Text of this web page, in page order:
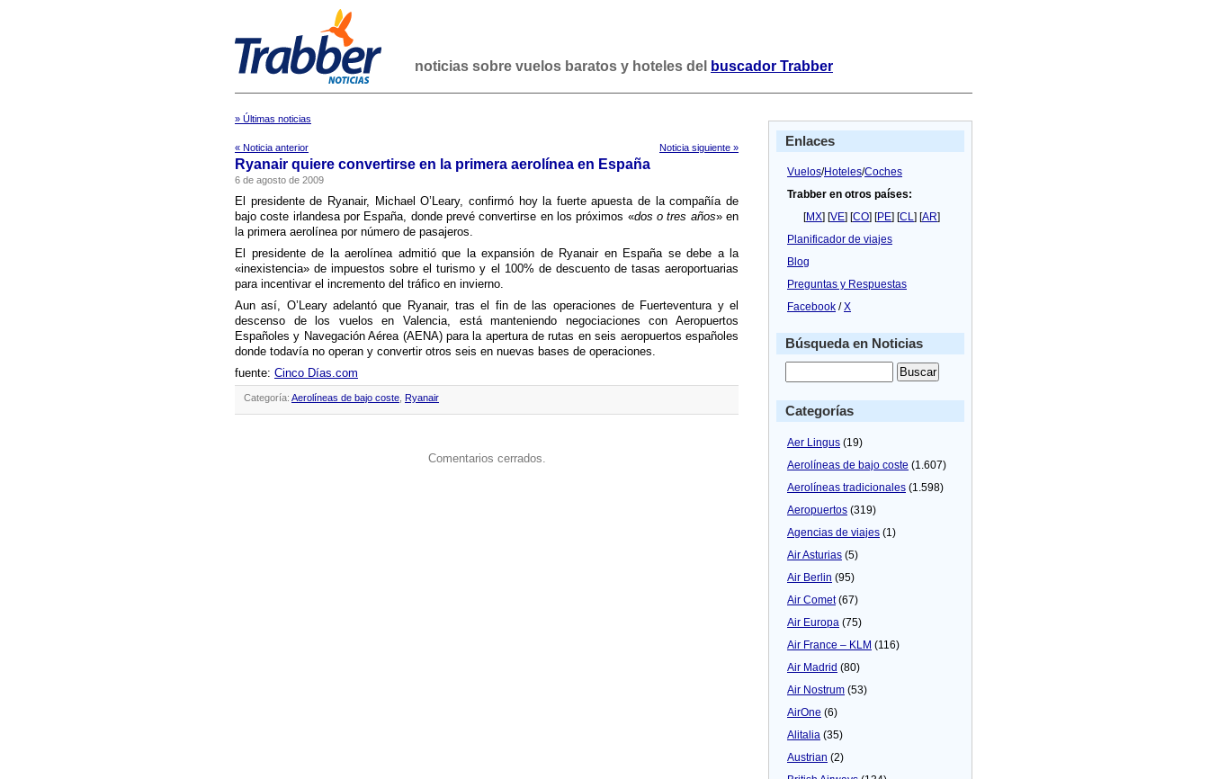
noticias sobre vuelos baratos y hoteles del buscador Trabber
» Últimas noticias
« Noticia anterior Noticia siguiente »
Ryanair quiere convertirse en la primera aerolí­nea en España
6 de agosto de 2009
El presidente de Ryanair, Michael O’Leary, confirmó hoy la fuerte apuesta de la compañí­a de
bajo coste irlandesa por España, donde prevé convertirse en los próximos «dos o tres años» en
la primera aerolí­nea por número de pasajeros.
El presidente de la aerolí­nea admitió que la expansión de Ryanair en España se debe a la
«inexistencia» de impuestos sobre el turismo y el 100% de descuento de tasas aeroportuarias
para incentivar el incremento del tráfico en invierno.
Aun así­, O’Leary adelantó que Ryanair, tras el fin de las operaciones de Fuerteventura y el
descenso de los vuelos en Valencia, está manteniendo negociaciones con Aeropuertos
Españoles y Navegación Aérea (AENA) para la apertura de rutas en seis aeropuertos españoles
donde todaví­a no operan y convertir otros seis en nuevas bases de operaciones.
fuente: Cinco Dí­as.com
Categoría: Aerolíneas de bajo coste Ryanair
Comentarios cerrados.
Enlaces
Vuelos/Hoteles/Coches
Trabber en otros países:
[MX] [VE] [CO] [PE] [CL] [AR]
Planificador de viajes
Blog
Preguntas y Respuestas
Facebook /X
Búsqueda en Noticias
Categorías
Aer Lingus (19)
Aerolíneas de bajo coste (1.607)
Aerolíneas tradicionales (1.598)
Aeropuertos (319)
Agencias de viajes (1)
Air Asturias (5)
Air Berlin (95)
Air Comet(67)
Air Europa (75)
Air France – KLM (116)
Air Madrid (80)
Air Nostrum (53)
AirOne (6)
Alitalia (35)
Austrian (2)